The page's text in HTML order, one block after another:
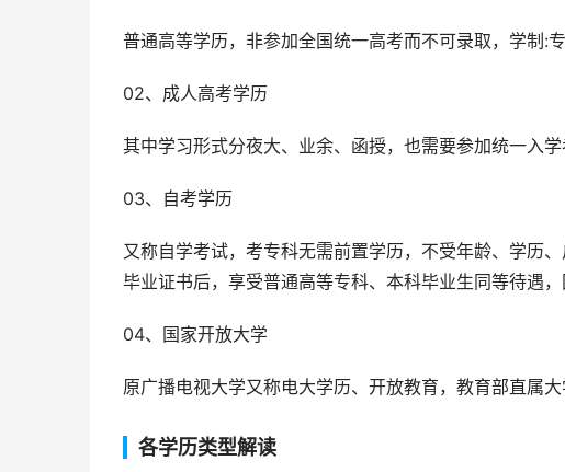
普通高等学历，非参加全国统一高考而不可录取，学制:
02、成人高考学历
其中学习形式分夜大、业余、函授，也需要参加统一入
03、自考学历
又称自学考试，考专科无需前置学历，不受年龄、学历
毕业证书后，享受普通高等专科、本科毕业生同等待遇，
04、国家开放大学
原广播电视大学又称电大学历、开放教育，教育部直属大
各学历类型解读